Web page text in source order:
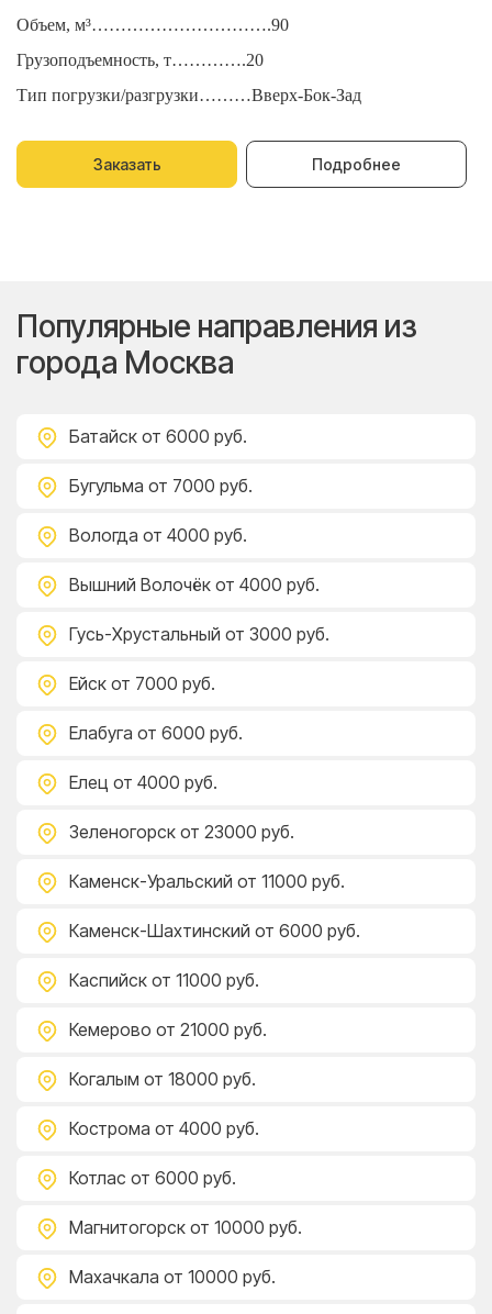
Объем, м³………………………….90
Грузоподъемность, т………….20
Тип погрузки/разгрузки………Вверх-Бок-Зад
Заказать Подробнее
Популярные направления из
города Москва
Батайск от 6000 руб.
Бугульма от 7000 руб.
Вологда от 4000 руб.
Вышний Волочёк от 4000 руб.
Гусь-Хрустальный от 3000 руб.
Ейск от 7000 руб.
Елабуга от 6000 руб.
Елец от 4000 руб.
Зеленогорск от 23000 руб.
Каменск-Уральский от 11000 руб.
Каменск-Шахтинский от 6000 руб.
Каспийск от 11000 руб.
Кемерово от 21000 руб.
Когалым от 18000 руб.
Кострома от 4000 руб.
Котлас от 6000 руб.
Магнитогорск от 10000 руб.
Махачкала от 10000 руб.